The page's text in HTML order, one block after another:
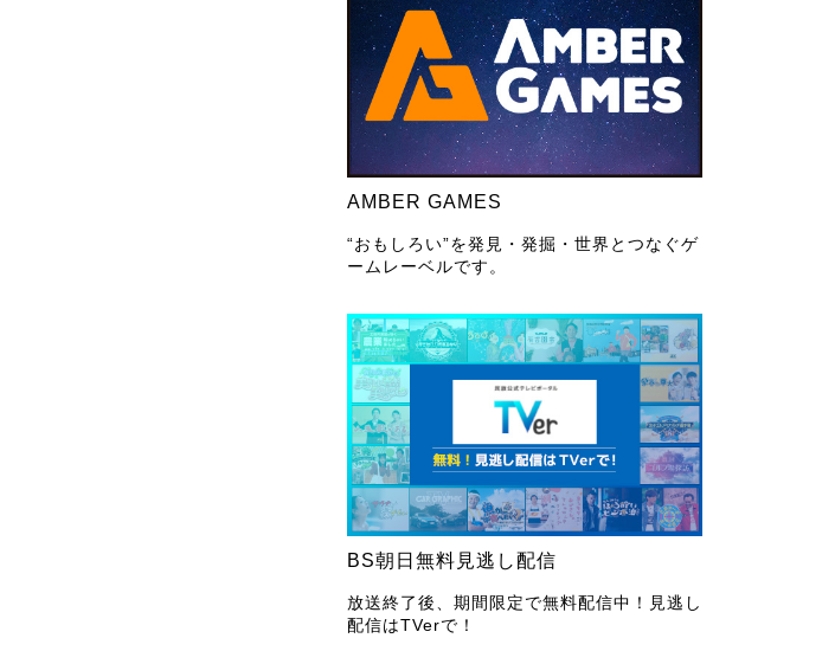
AMBER GAMES
“おもしろい”を発見・発掘・世界とつなぐゲ
ームレーベルです。
BS朝日無料見逃し配信
放送終了後、期間限定で無料配信中！見逃し
配信はTVerで！